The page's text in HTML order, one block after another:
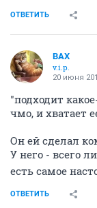
ОТВЕТИТЬ
ВАХ
v.i.p.
20 июня
"подходит
чмо, и хватает
Он ей сделал
У него - всего
есть самое
ОТВЕТИТЬ